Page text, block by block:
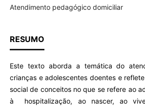
Atendimento pedagógico domiciliar
RESUMO
Este texto aborda a temática do
crianças e adolescentes doentes e
social de conceitos no que se refere ao
à hospitalização, ao nascer, ao